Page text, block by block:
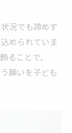
デザインと
役割と意味
わせ例
況でも諦めず
められていま
ることで、
願いを子ども